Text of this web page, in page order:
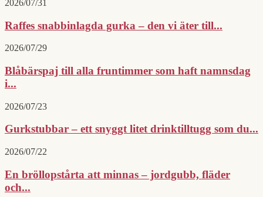
2026/07/31
Raffes snabbinlagda gurka – den vi äter till...
2026/07/29
Blåbärspaj till alla fruntimmer som haft namnsdag
i...
2026/07/23
Gurkstubbar – ett snyggt litet drinktilltugg som du...
2026/07/22
En bröllopstårta att minnas – jordgubb, fläder
och...